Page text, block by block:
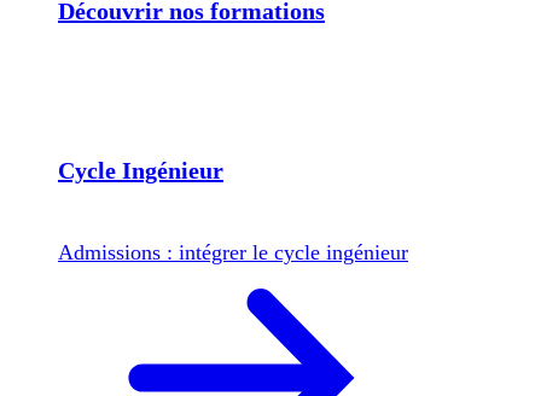
Découvrir nos formations
Cycle Ingénieur
Admissions : intégrer le cycle ingénieur